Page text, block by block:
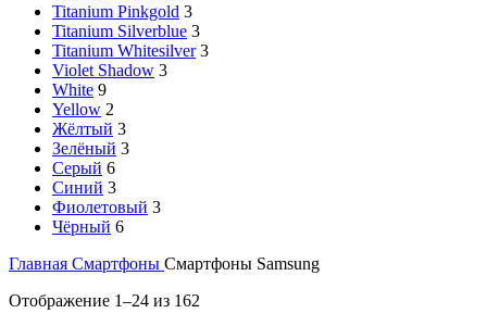
Titanium Pinkgold 3
Titanium Silverblue 3
Titanium Whitesilver 3
Violet Shadow 3
White 9
Yellow 2
Жёлтый 3
Зелёный 3
Серый 6
Синий 3
Фиолетовый 3
Чёрный 6
Главная Смартфоны Смартфоны Samsung
Отображение 1–24 из 162